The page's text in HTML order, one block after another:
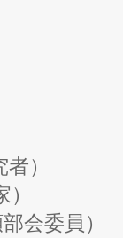
）
会委員）